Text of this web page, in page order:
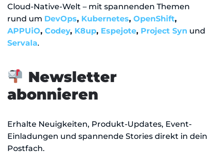
Cloud-Native-Welt – mit spannenden Themen
rund um DevOps, Kubernetes, OpenShift,
APPUiO, Codey, K8up, Espejote, Project Syn und
Servala.
Newsletter
abonnieren
Erhalte Neuigkeiten, Produkt-Updates, Event-
Einladungen und spannende Stories direkt in dein
Postfach.